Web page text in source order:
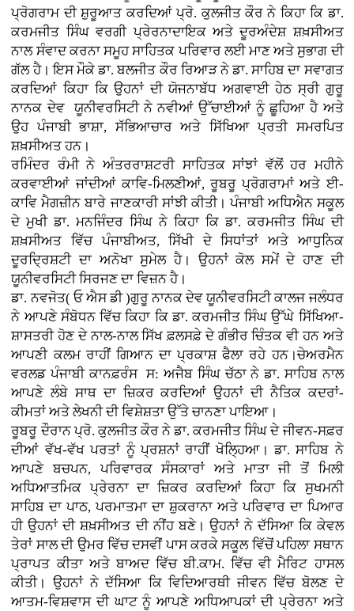
ਪ੍ਰੋਗਰਾਮ ਦੀ ਸ਼ੁਰੂਆਤ ਕਰਦਿਆਂ ਪ੍ਰੋ. ਕੁਲਜੀਤ ਕੌਰ ਨੇ ਕਿਹਾ ਕਿ ਡਾ.
ਕਰਮਜੀਤ ਸਿੰਘ ਵਰਗੀ ਪ੍ਰੇਰਨਾਦਾਇਕ ਅਤੇ ਦੂਰਅੰਦੇਸ਼ ਸ਼ਖ਼ਸੀਅਤ
ਨਾਲ ਸੰਵਾਦ ਕਰਨਾ ਸਮੂਹ ਸਾਹਿਤਕ ਪਰਿਵਾਰ ਲਈ ਮਾਣ ਅਤੇ ਸੁਭਾਗ ਦੀ
ਗੱਲ ਹੈ। ਇਸ ਮੌਕੇ ਡਾ. ਬਲਜੀਤ ਕੌਰ ਰਿਆੜ ਨੇ ਡਾ. ਸਾਹਿਬ ਦਾ ਸਵਾਗਤ
ਕਰਦਿਆਂ ਕਿਹਾ ਕਿ ਉਹਨਾਂ ਦੀ ਯੋਜਨਾਬੱਧ ਅਗਵਾਈ ਹੇਠ ਸ੍ਰੀ ਗੁਰੂ
ਨਾਨਕ ਦੇਵ ਯੂਨੀਵਰਸਿਟੀ ਨੇ ਨਵੀਆਂ ਉੱਚਾਈਆਂ ਨੂੰ ਛੂਹਿਆ ਹੈ ਅਤੇ
ਉਹ ਪੰਜਾਬੀ ਭਾਸ਼ਾ, ਸੱਭਿਆਚਾਰ ਅਤੇ ਸਿੱਖਿਆ ਪ੍ਰਤੀ ਸਮਰਪਿਤ
ਸ਼ਖ਼ਸੀਅਤ ਹਨ।
ਰਮਿੰਦਰ ਰੰਮੀ ਨੇ ਅੰਤਰਰਾਸ਼ਟਰੀ ਸਾਹਿਤਕ ਸਾਂਝਾਂ ਵੱਲੋਂ ਹਰ ਮਹੀਨੇ
ਕਰਵਾਈਆਂ ਜਾਂਦੀਆਂ ਕਾਵਿ-ਮਿਲਣੀਆਂ, ਰੂਬਰੂ ਪ੍ਰੋਗਰਾਮਾਂ ਅਤੇ ਈ-
ਕਾਵਿ ਮੈਗਜ਼ੀਨ ਬਾਰੇ ਜਾਣਕਾਰੀ ਸਾਂਝੀ ਕੀਤੀ। ਪੰਜਾਬੀ ਅਧਿਐਨ ਸਕੂਲ
ਦੇ ਮੁਖੀ ਡਾ. ਮਨਜਿੰਦਰ ਸਿੰਘ ਨੇ ਕਿਹਾ ਕਿ ਡਾ. ਕਰਮਜੀਤ ਸਿੰਘ ਦੀ
ਸ਼ਖ਼ਸੀਅਤ ਵਿੱਚ ਪੰਜਾਬੀਅਤ, ਸਿੱਖੀ ਦੇ ਸਿਧਾਂਤਾਂ ਅਤੇ ਆਧੁਨਿਕ
ਦੂਰਦ੍ਰਿਸ਼ਟੀ ਦਾ ਅਨੋਖਾ ਸੁਮੇਲ ਹੈ। ਉਹਨਾਂ ਕੋਲ ਸਮੇਂ ਦੇ ਹਾਣ ਦੀ
ਯੂਨੀਵਰਸਿਟੀ ਸਿਰਜਣ ਦਾ ਵਿਜ਼ਨ ਹੈ।
ਡਾ. ਨਵਜੋਤ( ਓ ਐਸ ਡੀ )ਗੁਰੂ ਨਾਨਕ ਦੇਵ ਯੂਨੀਵਰਸਿਟੀ ਕਾਲਜ ਜਲੰਧਰ
ਨੇ ਆਪਣੇ ਸੰਬੋਧਨ ਵਿੱਚ ਕਿਹਾ ਕਿ ਡਾ. ਕਰਮਜੀਤ ਸਿੰਘ ਉੱਘੇ ਸਿੱਖਿਆ-
ਸ਼ਾਸਤਰੀ ਹੋਣ ਦੇ ਨਾਲ-ਨਾਲ ਸਿੱਖ ਫ਼ਲਸਫ਼ੇ ਦੇ ਗੰਭੀਰ ਚਿੰਤਕ ਵੀ ਹਨ ਅਤੇ
ਆਪਣੀ ਕਲਮ ਰਾਹੀਂ ਗਿਆਨ ਦਾ ਪ੍ਰਕਾਸ਼ ਫੈਲਾ ਰਹੇ ਹਨ।ਚੇਅਰਮੈਨ
ਵਰਲਡ ਪੰਜਾਬੀ ਕਾਨਫ਼ਰੰਸ ਸ: ਅਜੈਬ ਸਿੰਘ ਚੱਠਾ ਨੇ ਡਾ. ਸਾਹਿਬ ਨਾਲ
ਆਪਣੇ ਲੰਬੇ ਸਾਥ ਦਾ ਜ਼ਿਕਰ ਕਰਦਿਆਂ ਉਹਨਾਂ ਦੀ ਨੈਤਿਕ ਕਦਰਾਂ-
ਕੀਮਤਾਂ ਅਤੇ ਲੇਖਨੀ ਦੀ ਵਿਸ਼ੇਸ਼ਤਾ ਉੱਤੇ ਚਾਨਣਾ ਪਾਇਆ।
ਰੂਬਰੂ ਦੌਰਾਨ ਪ੍ਰੋ. ਕੁਲਜੀਤ ਕੌਰ ਨੇ ਡਾ. ਕਰਮਜੀਤ ਸਿੰਘ ਦੇ ਜੀਵਨ-ਸਫ਼ਰ
ਦੀਆਂ ਵੱਖ-ਵੱਖ ਪਰਤਾਂ ਨੂੰ ਪ੍ਰਸ਼ਨਾਂ ਰਾਹੀਂ ਖੋਲ੍ਹਿਆ। ਡਾ. ਸਾਹਿਬ ਨੇ
ਆਪਣੇ ਬਚਪਨ, ਪਰਿਵਾਰਕ ਸੰਸਕਾਰਾਂ ਅਤੇ ਮਾਤਾ ਜੀ ਤੋਂ ਮਿਲੀ
ਅਧਿਆਤਮਿਕ ਪ੍ਰੇਰਨਾ ਦਾ ਜ਼ਿਕਰ ਕਰਦਿਆਂ ਕਿਹਾ ਕਿ ਸੁਖਮਨੀ
ਸਾਹਿਬ ਦਾ ਪਾਠ, ਪਰਮਾਤਮਾ ਦਾ ਸ਼ੁਕਰਾਨਾ ਅਤੇ ਪਰਿਵਾਰ ਦਾ ਪਿਆਰ
ਹੀ ਉਹਨਾਂ ਦੀ ਸ਼ਖ਼ਸੀਅਤ ਦੀ ਨੀਂਹ ਬਣੇ। ਉਹਨਾਂ ਨੇ ਦੱਸਿਆ ਕਿ ਕੇਵਲ
ਤੇਰਾਂ ਸਾਲ ਦੀ ਉਮਰ ਵਿੱਚ ਦਸਵੀਂ ਪਾਸ ਕਰਕੇ ਸਕੂਲ ਵਿੱਚੋਂ ਪਹਿਲਾ ਸਥਾਨ
ਪ੍ਰਾਪਤ ਕੀਤਾ ਅਤੇ ਬਾਅਦ ਵਿੱਚ ਬੀ.ਕਾਮ. ਵਿੱਚ ਵੀ ਮੈਰਿਟ ਹਾਸਲ
ਕੀਤੀ। ਉਹਨਾਂ ਨੇ ਦੱਸਿਆ ਕਿ ਵਿਦਿਆਰਥੀ ਜੀਵਨ ਵਿੱਚ ਬੋਲਣ ਦੇ
ਆਤਮ-ਵਿਸ਼ਵਾਸ ਦੀ ਘਾਟ ਨੂੰ ਆਪਣੇ ਅਧਿਆਪਕਾਂ ਦੀ ਪ੍ਰੇਰਨਾ ਅਤੇ